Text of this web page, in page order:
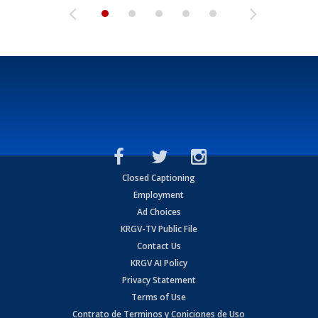
Closed Captioning
Employment
Ad Choices
KRGV-TV Public File
Contact Us
KRGV AI Policy
Privacy Statement
Terms of Use
Contrato de Terminos y Coniciones de Uso